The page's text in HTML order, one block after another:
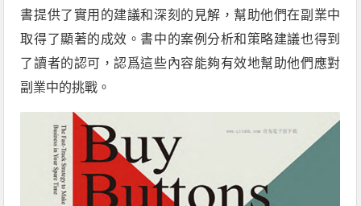
書提供了實用的建議和深刻的見解，幫助他們在副業中
取得了顯著的成效。書中的案例分析和策略建議也得到
了讀者的認可，認爲這些內容能夠有效地幫助他們應對
副業中的挑戰。